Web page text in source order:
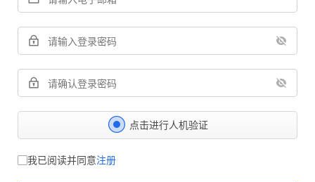
点击进行人机验证
我已阅读并同意注册